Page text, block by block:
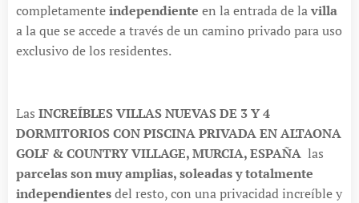
completamenteindependiente en la entrada de lavilla
a la que se accede a través de un camino privado para uso
exclusivo de los residentes.
Las INCREÍBLES VILLAS NUEVAS DE 3 Y 4
DORMITORIOS CON PISCINA PRIVADA EN ALTAONA
GOLF & COUNTRY VILLAGE, MURCIA, ESPAÑA las
parcelas son muy amplias, soleadas y totalmente
independientesdel resto, con una privacidad increíble y